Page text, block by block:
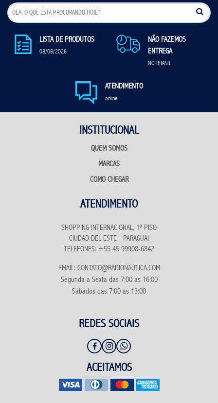
LISTA DE PRODUTOS
08/08/2026
NÃO FAZEMOS
ENTREGA
NO BRASIL
ATENDIMENTO
online
INSTITUCIONAL
QUEM SOMOS
MARCAS
COMO CHEGAR
ATENDIMENTO
SHOPPING INTERNACIONAL, 1º PISO
CIUDAD DEL ESTE - PARAGUAI
TELEFONES: +55 45 99908-6842
EMAIL: CONTATO@RADIONAUTICA.COM
Segunda a Sexta das 7:00 as 16:00
Sábados das 7:00 as 13:00
REDES SOCIAIS
ACEITAMOS